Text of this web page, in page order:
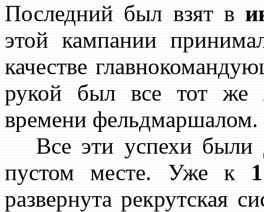
Последний был взят в
этой кампании
качестве
рукой был все тот же
времени фельдмаршалом.
Все эти успехи были
пустом месте. Уже к
развернута рекрутская